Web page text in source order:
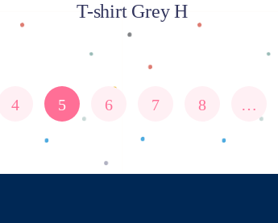
T-shirt Grey H
4 5 6 7 8 …